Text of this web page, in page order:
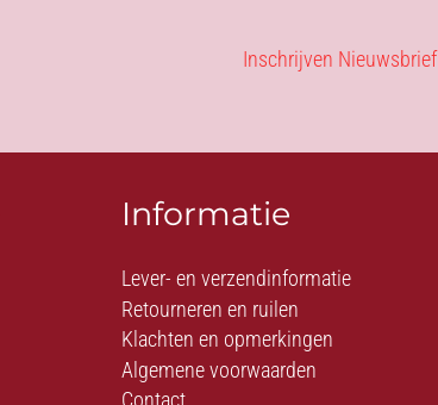
Inschrijven Nieuwsbrief
Informatie
Lever- en verzendinformatie
Retourneren en ruilen
Klachten en opmerkingen
Algemene voorwaarden